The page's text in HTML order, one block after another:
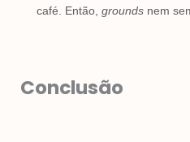
café. Então, grounds nem
Conclusão